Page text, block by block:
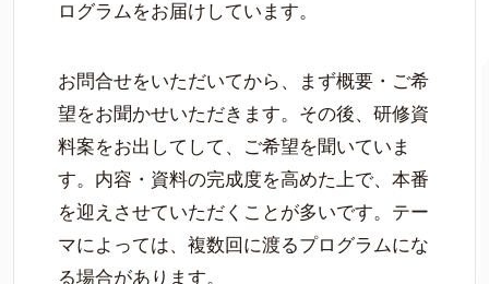
ログラムをお届けしています。
お問合せをいただいてから、まず概要・ご希
望をお聞かせいただきます。その後、研修資
料案をお出してして、ご希望を聞いていま
す。内容・資料の完成度を高めた上で、本番
を迎えさせていただくことが多いです。テー
マによっては、複数回に渡るプログラムにな
る場合があります。